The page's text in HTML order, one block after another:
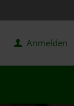
Anmelden